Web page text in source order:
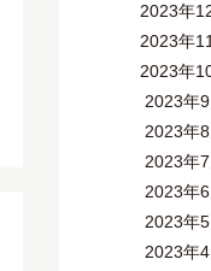
2023年
2023年
2023年
2023年9
2023年8
2023年7
2023年6
2023年5
2023年4